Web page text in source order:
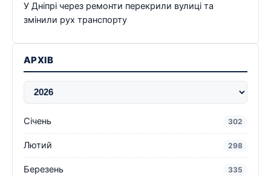
У Дніпрі через ремонти перекрили вулиці та
змінили рух транспорту
АРХІВ
Січень 302
Лютий 298
Березень 335